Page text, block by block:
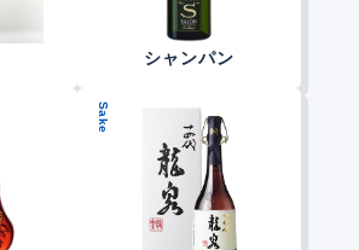
シャンパン
Sake